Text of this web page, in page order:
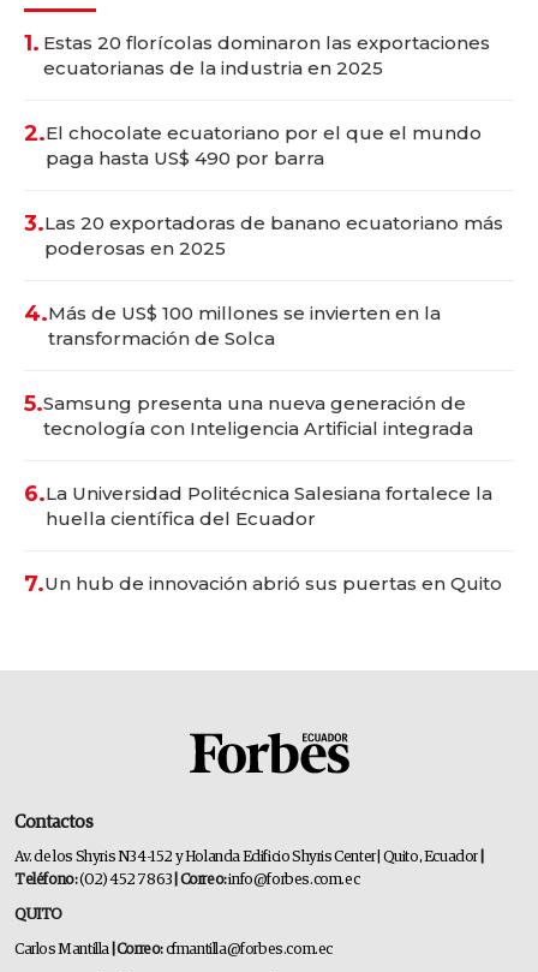
1. Estas 20 florícolas dominaron las exportaciones
ecuatorianas de la industria en 2025
2.El chocolate ecuatoriano por el que el mundo
paga hasta US$ 490 por barra
3.Las 20 exportadoras de banano ecuatoriano más
poderosas en 2025
4.Más de US$ 100 millones se invierten en la
transformación de Solca
5.Samsung presenta una nueva generación de
tecnología con Inteligencia Artificial integrada
6.La Universidad Politécnica Salesiana fortalece la
huella científica del Ecuador
7.Un hub de innovación abrió sus puertas en Quito
Contactos
Av. de los Shyris N34-152 y Holanda Edificio Shyris Center | Quito, Ecuador
Teléfono:(02) 452 7863 | Correo:info@forbes.com.ec
QUITO
Carlos Mantilla | Correo:cfmantilla@forbes.com.ec